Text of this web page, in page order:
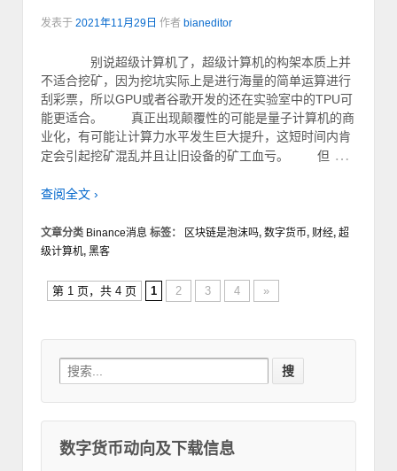
发表于 2021年11月29日 作者 bianeditor
别说超级计算机了，超级计算机的构架本质上并
不适合挖矿，因为挖坑实际上是进行海量的简单运算进行
刮彩票，所以GPU或者谷歌开发的还在实验室中的TPU可
能更适合。 真正出现颠覆性的可能是量子计算机的商
业化，有可能让计算力水平发生巨大提升，这短时间内肯
定会引起挖矿混乱并且让旧设备的矿工血亏。 但 …
查阅全文 ›
文章分类 Binance消息 标签： 区块链是泡沫吗, 数字货币, 财经, 超
级计算机, 黑客
第 1 页，共 4 页 1 2 3 4 »
Search for:
数字货币动向及下载信息